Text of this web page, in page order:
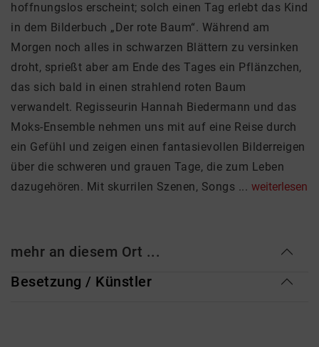
hoffnungslos erscheint; solch einen Tag erlebt das Kind
in dem Bilderbuch „Der rote Baum“. Während am
Morgen noch alles in schwarzen Blättern zu versinken
droht, sprießt aber am Ende des Tages ein Pflänzchen,
das sich bald in einen strahlend roten Baum
verwandelt. Regisseurin Hannah Biedermann und das
Moks-Ensemble nehmen uns mit auf eine Reise durch
ein Gefühl und zeigen einen fantasievollen Bilderreigen
über die schweren und grauen Tage, die zum Leben
dazugehören. Mit skurrilen Szenen, Songs ... weiterlesen
mehr an diesem Ort ...
Besetzung / Künstler